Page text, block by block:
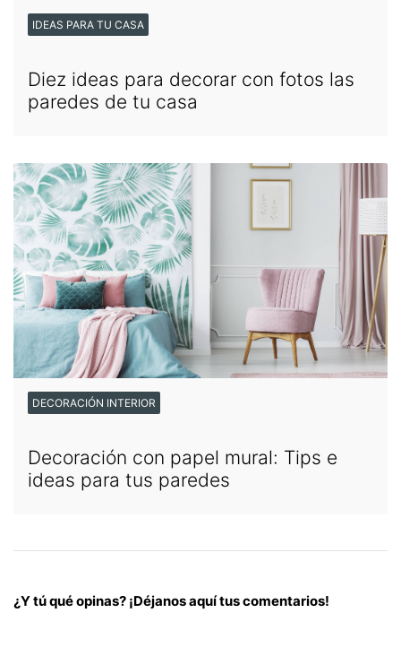
IDEAS PARA TU CASA
Diez ideas para decorar con fotos las
paredes de tu casa
DECORACIÓN INTERIOR
Decoración con papel mural: Tips e
ideas para tus paredes
¿Y tú qué opinas? ¡Déjanos aquí tus comentarios!